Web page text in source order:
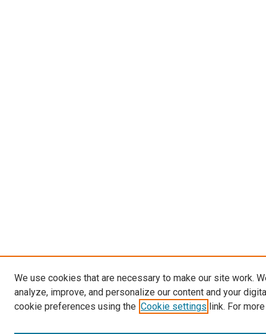
We use cookies that are necessary to make our site work.
analyze, improve, and personalize our content and your
cookie preferences using the Cookie settings link. For